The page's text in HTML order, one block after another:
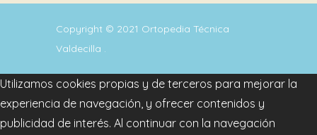
Copyright © 2021 Ortopedia Técnica
Valdecilla .
Utilizamos cookies propias y de terceros para mejorar la
experiencia de navegación, y ofrecer contenidos y
publicidad de interés. Al continuar con la navegación